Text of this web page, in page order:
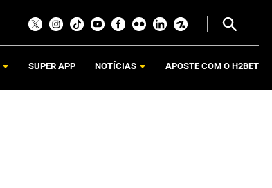
SUPER APP NOTÍCIAS APOSTE COM O H2BET